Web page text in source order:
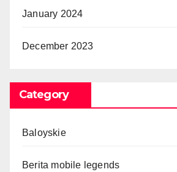
January 2024
December 2023
Category
Baloyskie
Berita mobile legends